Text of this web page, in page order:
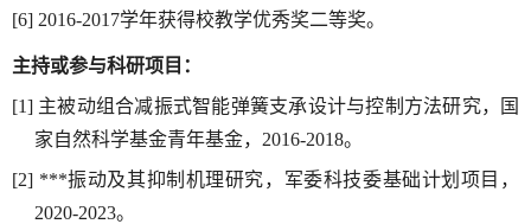
[6] 2016-2017学年获得校教学优秀奖二等奖。
主持或参与科研项目：
[1] 主被动组合减振式智能弹簧支承设计与控制方法研究，国
家自然科学基金青年基金， 2016-2018。
[2] ***振动及其抑制机理研究，军委科技委基础计划项目，
2020-2023。